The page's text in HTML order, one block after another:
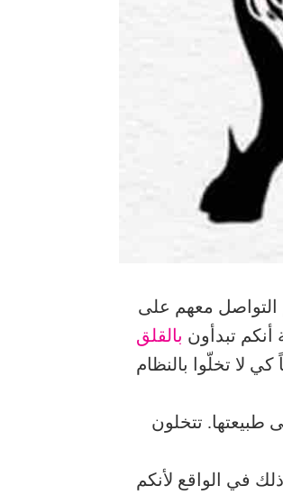
التواصل معهم على
تبدأون بالقلق
لا تخلّوا بالنظام
طبيعتها. تتخلون
في الواقع لأنكم